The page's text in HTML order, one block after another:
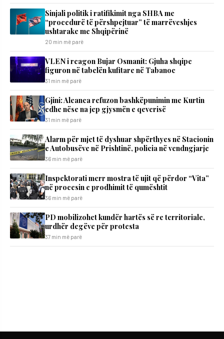
Sinjali politik i ratifikimit nga SHBA me
“procedurë të përshpejtuar” të marrëveshjes
ushtarake me Shqipërinë
20 min më parë
VLEN i reagon Bujar Osmanit: Gjuha shqipe
figuron në tabelën kufitare në Tabanoc
31 min më parë
​Gjini: Aleanca refuzon bashkëpunimin me Kurtin
edhe nëse na jep gjysmën e qeverisë
31 min më parë
Alarm për mjet të dyshuar shpërthyes në Stacionin
e Autobusëve në Prishtinë, policia në vendngjarje
36 min më parë
Inspektorati merr mostra të ujit që përdor “Vita”
në procesin e prodhimit të qumështit
36 min më parë
PD mobilizohet kundër hartës së re territoriale,
urdhër degëve për protesta
37 min më parë